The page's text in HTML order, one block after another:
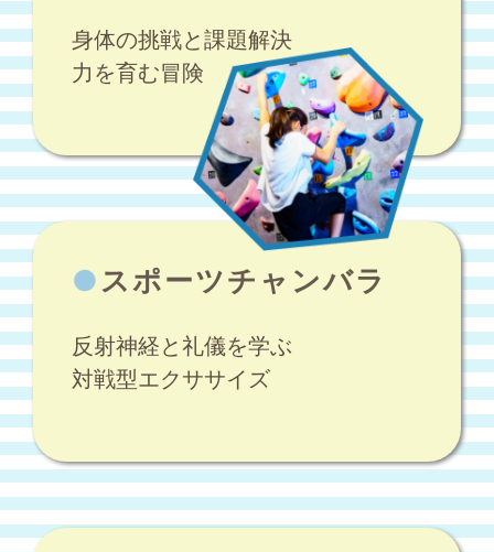
身体の挑戦と課題解決
力を育む冒険
●スポーツチャンバラ
反射神経と礼儀を学ぶ
対戦型エクササイズ